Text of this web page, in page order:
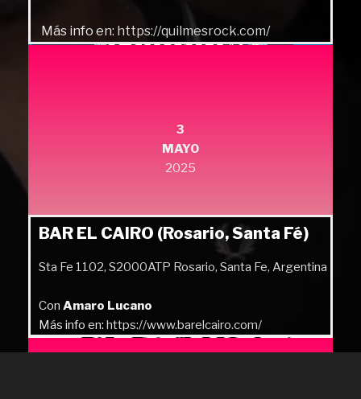
Más info en: https://quilmesrock.com/
3
MAYO
2025
BAR EL CAIRO (Rosario, Santa Fé)
Sta Fe 1102, S2000ATP Rosario, Santa Fe, Argentina
Con Amaro Lucano
Más info en: https://www.barelcairo.com/